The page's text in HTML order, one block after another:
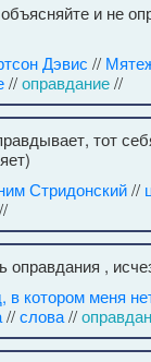
и не
Дэвис //
//оправдание//
тот
Стридонский//
//
оправдания ,
в котором меня
//слова//